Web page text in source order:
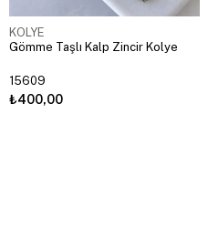
KOLYE
Gömme Taşlı Kalp Zincir Kolye
15609
₺400,00